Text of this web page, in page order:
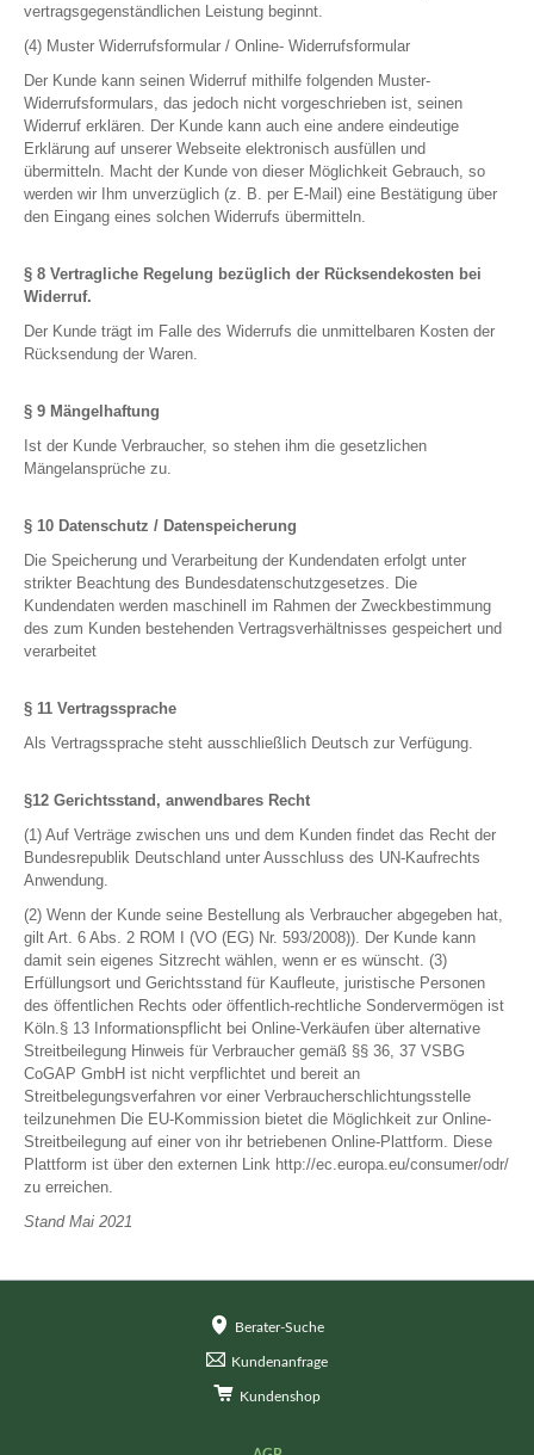
vertragsgegenständlichen Leistung beginnt.
(4) Muster Widerrufsformular / Online- Widerrufsformular
Der Kunde kann seinen Widerruf mithilfe folgenden Muster-
Widerrufsformulars, das jedoch nicht vorgeschrieben ist, seinen
Widerruf erklären. Der Kunde kann auch eine andere eindeutige
Erklärung auf unserer Webseite elektronisch ausfüllen und
übermitteln. Macht der Kunde von dieser Möglichkeit Gebrauch, so
werden wir Ihm unverzüglich (z. B. per E-Mail) eine Bestätigung über
den Eingang eines solchen Widerrufs übermitteln.
§ 8 Vertragliche Regelung bezüglich der Rücksendekosten bei
Widerruf.
Der Kunde trägt im Falle des Widerrufs die unmittelbaren Kosten der
Rücksendung der Waren.
§ 9 Mängelhaftung
Ist der Kunde Verbraucher, so stehen ihm die gesetzlichen
Mängelansprüche zu.
§ 10 Datenschutz / Datenspeicherung
Die Speicherung und Verarbeitung der Kundendaten erfolgt unter
strikter Beachtung des Bundesdatenschutzgesetzes. Die
Kundendaten werden maschinell im Rahmen der Zweckbestimmung
des zum Kunden bestehenden Vertragsverhältnisses gespeichert und
verarbeitet
§ 11 Vertragssprache
Als Vertragssprache steht ausschließlich Deutsch zur Verfügung.
§12 Gerichtsstand, anwendbares Recht
(1) Auf Verträge zwischen uns und dem Kunden findet das Recht der
Bundesrepublik Deutschland unter Ausschluss des UN-Kaufrechts
Anwendung.
(2) Wenn der Kunde seine Bestellung als Verbraucher abgegeben hat,
gilt Art. 6 Abs. 2 ROM I (VO (EG) Nr. 593/2008)). Der Kunde kann
damit sein eigenes Sitzrecht wählen, wenn er es wünscht. (3)
Erfüllungsort und Gerichtsstand für Kaufleute, juristische Personen
des öffentlichen Rechts oder öffentlich-rechtliche Sondervermögen ist
Köln.§ 13 Informationspflicht bei Online-Verkäufen über alternative
Streitbeilegung Hinweis für Verbraucher gemäß §§ 36, 37 VSBG
CoGAP GmbH ist nicht verpflichtet und bereit an
Streitbelegungsverfahren vor einer Verbraucherschlichtungsstelle
teilzunehmen Die EU-Kommission bietet die Möglichkeit zur Online-
Streitbeilegung auf einer von ihr betriebenen Online-Plattform. Diese
Plattform ist über den externen Link http://ec.europa.eu/consumer/odr/
zu erreichen.
Stand Mai 2021
Navigation
Berater-Suche
Kundenanfrage
Kundenshop